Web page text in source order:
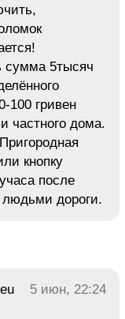
сумма 5тысяч
100 гривен
частного дома.
кнопку
после
людьми дороги.
5 июн, 22:24